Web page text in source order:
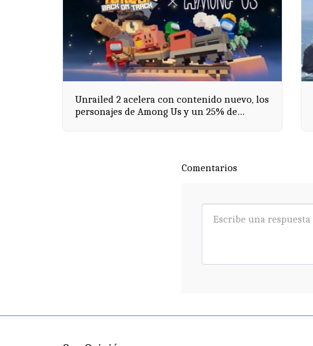
Unrailed 2 acelera con contenido nuevo, los
personajes de Among Us y un 25% de
Comentarios